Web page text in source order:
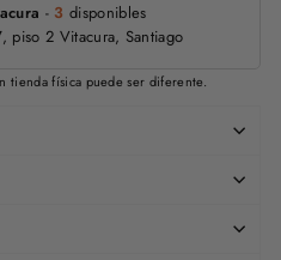
- 3 disponibles
piso 2 Vitacura, Santiago
tienda física puede ser diferente.